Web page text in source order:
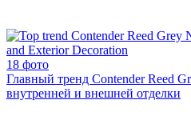
18 фото
Главный тренд Contender Reed
внутренней и внешней отделки